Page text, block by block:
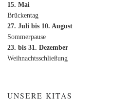
15. Mai
Brückentag
27. Juli bis 10. August
Sommerpause
23. bis 31. Dezember
Weihnachtsschließung
UNSERE KITAS